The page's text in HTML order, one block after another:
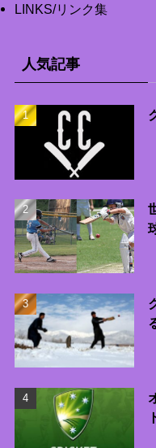
LINKS/リンク集
人気記事